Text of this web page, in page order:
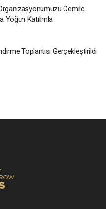
Cemile
Yoğun Katılımla
Toplantısı Gerçekleştirildi